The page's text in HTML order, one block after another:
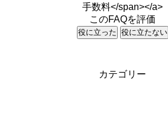
手数料</span></a>
このFAQを評価
役に立った 役に立たない
カテゴリー